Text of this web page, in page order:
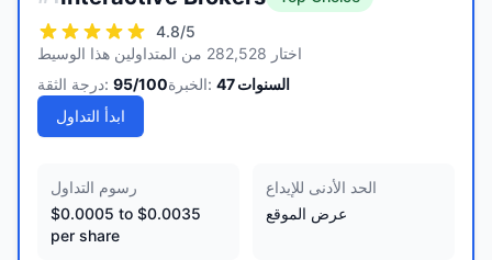
4.8/5
اختار 282,528 من المتداولين هذا الوسيط
درجة الثقة: 95/100 الخبرة: 47 السنوات
ابدأ التداول
رسوم التداول
$0.0005 to $0.0035
per share
الحد الأدنى للإيداع
عرض الموقع